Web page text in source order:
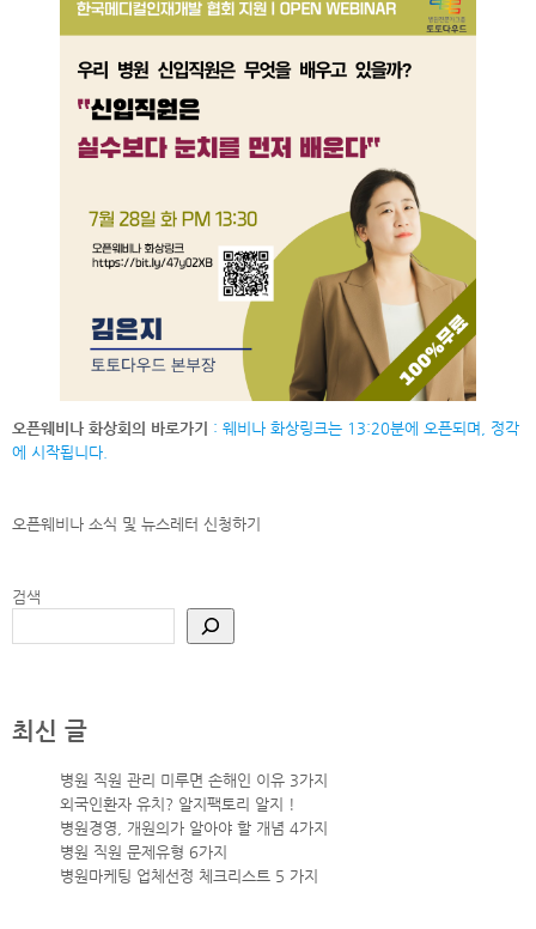
오픈웨비나 화상회의 바로가기
: 웨비나 화상링크는 13:20분에 오픈되며, 정각
에 시작됩니다.
오픈웨비나 소식 및 뉴스레터 신청하기
검색
최신 글
병원 직원 관리 미루면 손해인 이유 3가지
외국인환자 유치? 알지팩토리 알지 !
병원경영, 개원의가 알아야 할 개념 4가지
병원 직원 문제유형 6가지
병원마케팅 업체선정 체크리스트 5 가지